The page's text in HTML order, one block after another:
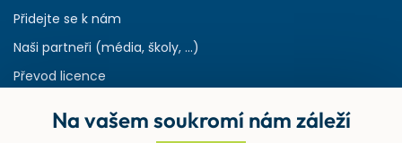
Přidejte se k nám
Naši partneři (média, školy, ...)
Převod licence
Rejstřík používaných zkratek v odpadech
Na vašem soukromí nám záleží